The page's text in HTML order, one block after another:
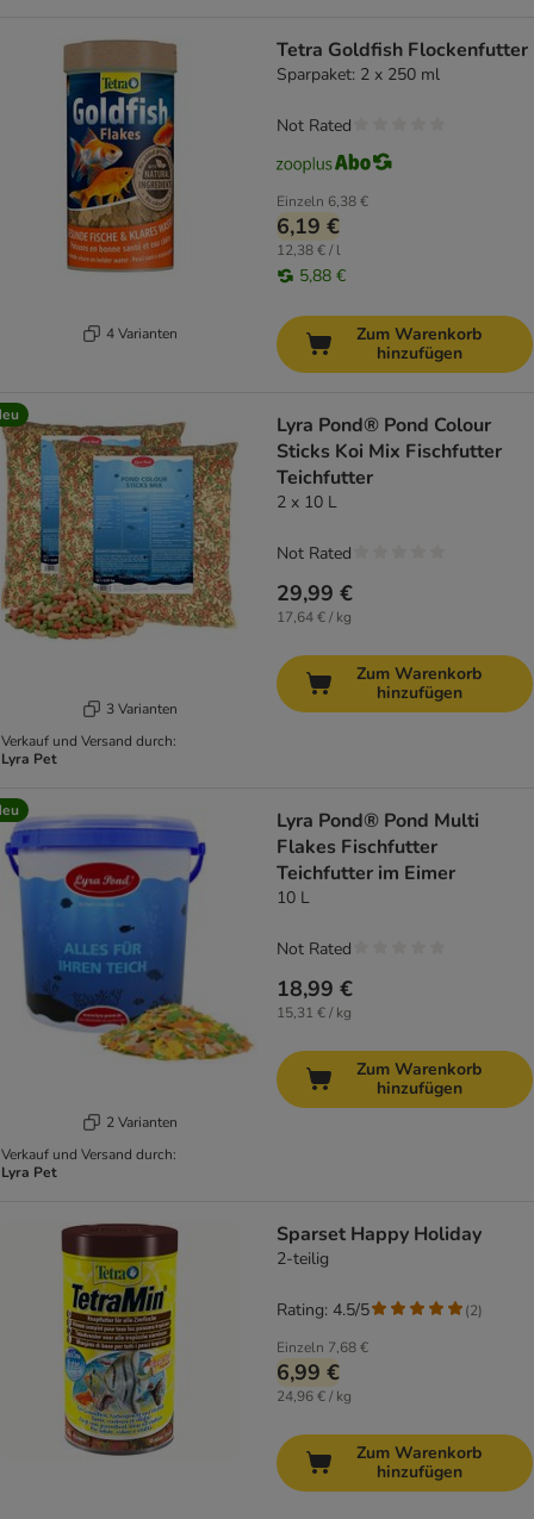
4 Varianten
Tetra Goldfish Flockenfutter
Sparpaket: 2 x 250 ml
Einzeln 6,38 €
6,19 €
12,38 € / l
5,88 €
Not Rated
Zum Warenkorb
hinzufügen
3 Varianten
Verkauf und Versand durch:
Lyra Pet
Lyra Pond® Pond Colour
Sticks Koi Mix Fischfutter
Teichfutter
2 x 10 L
29,99 €
17,64 € / kg
Not Rated
Zum Warenkorb
hinzufügen
2 Varianten
Verkauf und Versand durch:
Lyra Pet
Lyra Pond® Pond Multi
Flakes Fischfutter
Teichfutter im Eimer
10 L
18,99 €
15,31 € / kg
Not Rated
Zum Warenkorb
hinzufügen
Sparset Happy Holiday
2-teilig
Einzeln 7,68 €
6,99 €
24,96 € / kg
Rating: 4.5/5 (2)
Zum Warenkorb
hinzufügen